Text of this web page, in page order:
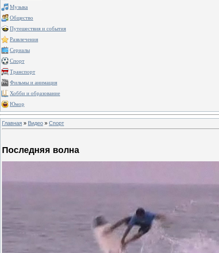
Музыка
Общество
Путешествия и события
Развлечения
Сериалы
Спорт
Транспорт
Фильмы и анимация
Хобби и образование
Юмор
Главная » Видео » Спорт
Последняя волна